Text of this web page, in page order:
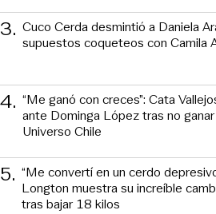
3. Cuco Cerda desmintió a Daniela
supuestos coqueteos con Camila
4. “Me ganó con creces”: Cata
ante Dominga López tras no
Universo Chile
5. “Me convertí en un cerdo
Longton muestra su increíble
tras bajar 18 kilos